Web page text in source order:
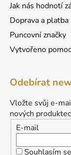
Jak nás hodnotí
Doprava a platba
Puncovní značky
Vytvořeno
Odebírat
Vložte svůj e-
nových
E-mail
Souhlasím se